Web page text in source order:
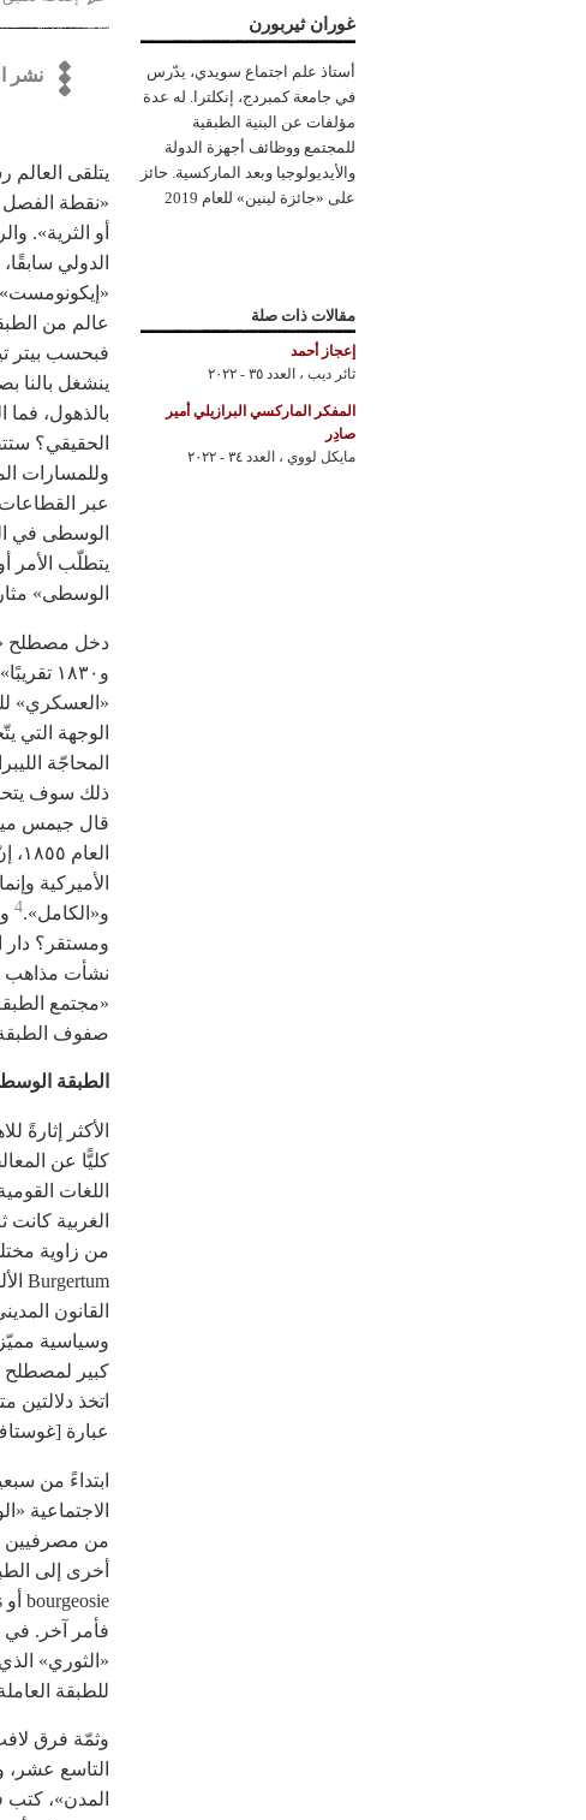
نشر
يتلقى
«نقطة الفصل
أو الثرية».
الدولي
«إيكونومست»
عالم من
فبحسب بيتر
ينشغل بالنا
بالذهول، فما
الحقيقي؟
وللمسارات
عبر
الوسطى في
يتطلّب الأمر
الوسطى»
و١٨٣٠
«العسكري»
الوجهة التي
المحاجّة
ذلك سوف
قال جيمس
و«الكامل».4
ومستقر؟ دار
نشأت مذاهب
«مجتمع
صفوف الطبقة
الطبقة
الأكثر
كليًّا عن
اللغات
الغربية
Burgertum الألماني و«البرجوازية» Bourgeoisie الفرنسي.
القانون
وسياسية
اتخذ دلالتين
عبارة
ابتداءً من
الاجتماعية
من مصرفيين
أخرى إلى
فأمر آخر. في
«الثوري»
للطبقة
وثمّة فرق
التاسع عشر،
المدن»،
غوران ثيربورن
أستاذ علم اجتماع سويدي، يدّرس
في جامعة كمبردج، إنكلترا. له عدة
مؤلفات عن البنية الطبقية
للمجتمع ووظائف أجهزة الدولة
والأيديولوجيا وبعد الماركسية. حائز
على «جائزة لينين» للعام 2019
مقالات ذات صلة
إعجاز أحمد
ثائر ديب ، العدد ٣٥ - ٢٠٢٢
المفكر الماركسي البرازيلي أمير
صادِر
مايكل لووي ، العدد ٣٤ - ٢٠٢٢